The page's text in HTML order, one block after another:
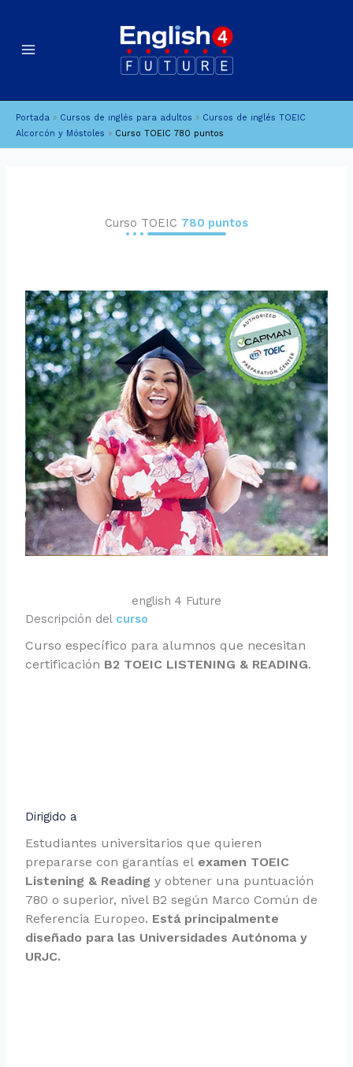
contenido
Portada » Cursos de inglés para adultos » Cursos de inglés TOEIC
Alcorcón y Móstoles » Curso TOEIC 780 puntos
Curso TOEIC 780 puntos
english 4 Future
Descripción del curso
Curso específico para alumnos que necesitan
certificación B2 TOEIC LISTENING & READING.
Dirigido a
Estudiantes universitarios que quieren
prepararse con garantías el examen TOEIC
Listening & Reading y obtener una puntuación
780 o superior, nivel B2 según Marco Común de
Referencia Europeo. Está principalmente
diseñado para las Universidades Autónoma y
URJC.